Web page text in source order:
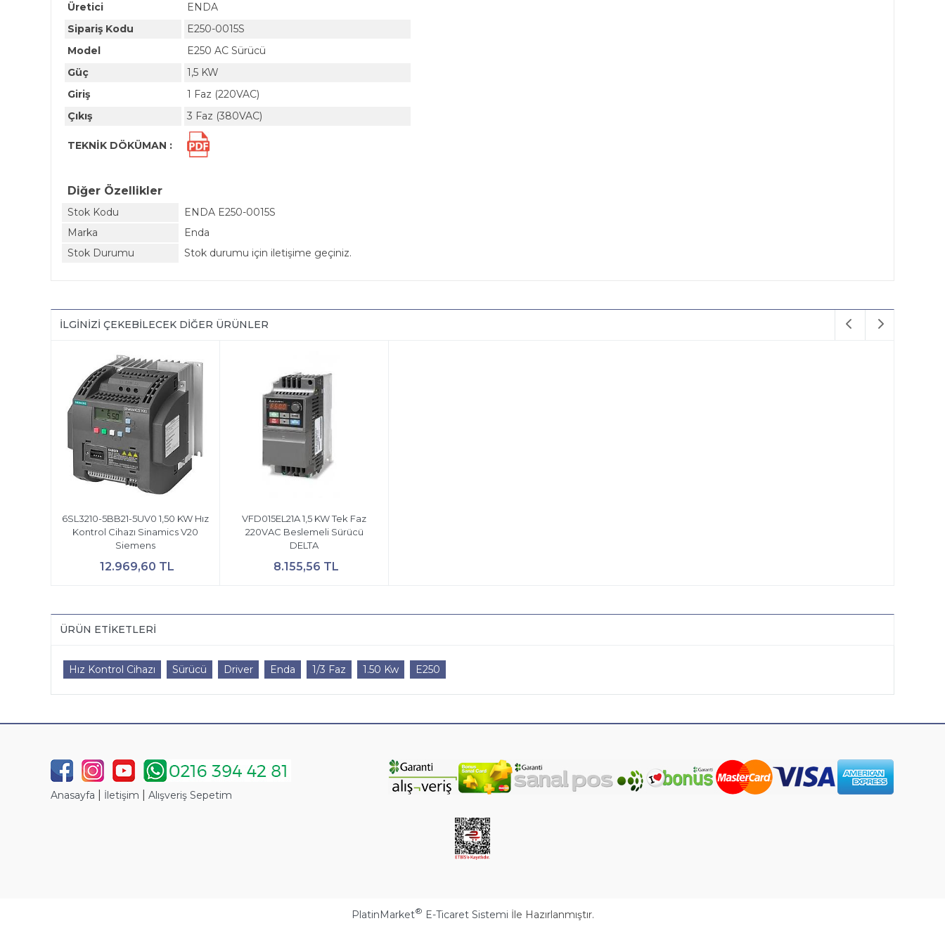
Üretici
ENDA
Sipariş Kodu
E250-0015S
Model
E250 AC Sürücü
Güç
1,5 KW
Giriş
1 Faz (220VAC)
Çıkış
3 Faz (380VAC)
TEKNİK DÖKÜMAN :
Diğer Özellikler
Stok Kodu
ENDA E250-0015S
Marka
Enda
Stok Durumu
Stok durumu için iletişime geçiniz.
İLGINIZI ÇEKEBILECEK DIĞER ÜRÜNLER
6SL3210-5BB21-5UV0 1,50 KW Hız
Kontrol Cihazı Sinamics V20
Siemens
12.969,60 TL
VFD015EL21A 1,5 KW Tek Faz
220VAC Beslemeli Sürücü
DELTA
8.155,56 TL
ÜRÜN ETIKETLERI
Hız Kontrol Cihazı Sürücü Driver Enda 1/3 Faz 1.50 Kw E250
Anasayfa İletişim Alışveriş Sepetim
PlatinMarket® E-Ticaret Sistemi İle Hazırlanmıştır.